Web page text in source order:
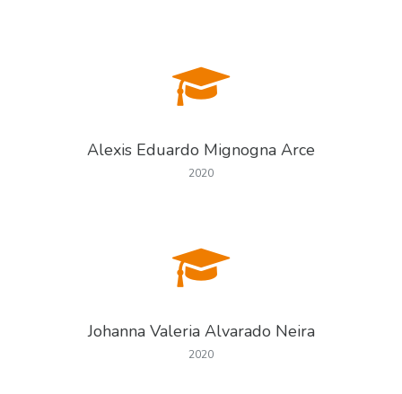
Alexis Eduardo Mignogna Arce
2020
Johanna Valeria Alvarado Neira
2020